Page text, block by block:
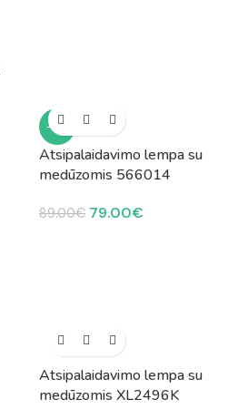
-11%
Atsipalaidavimo lempa su
medūzomis 566014
89.00€ 79.00€
Atsipalaidavimo lempa su
medūzomis XL2496K